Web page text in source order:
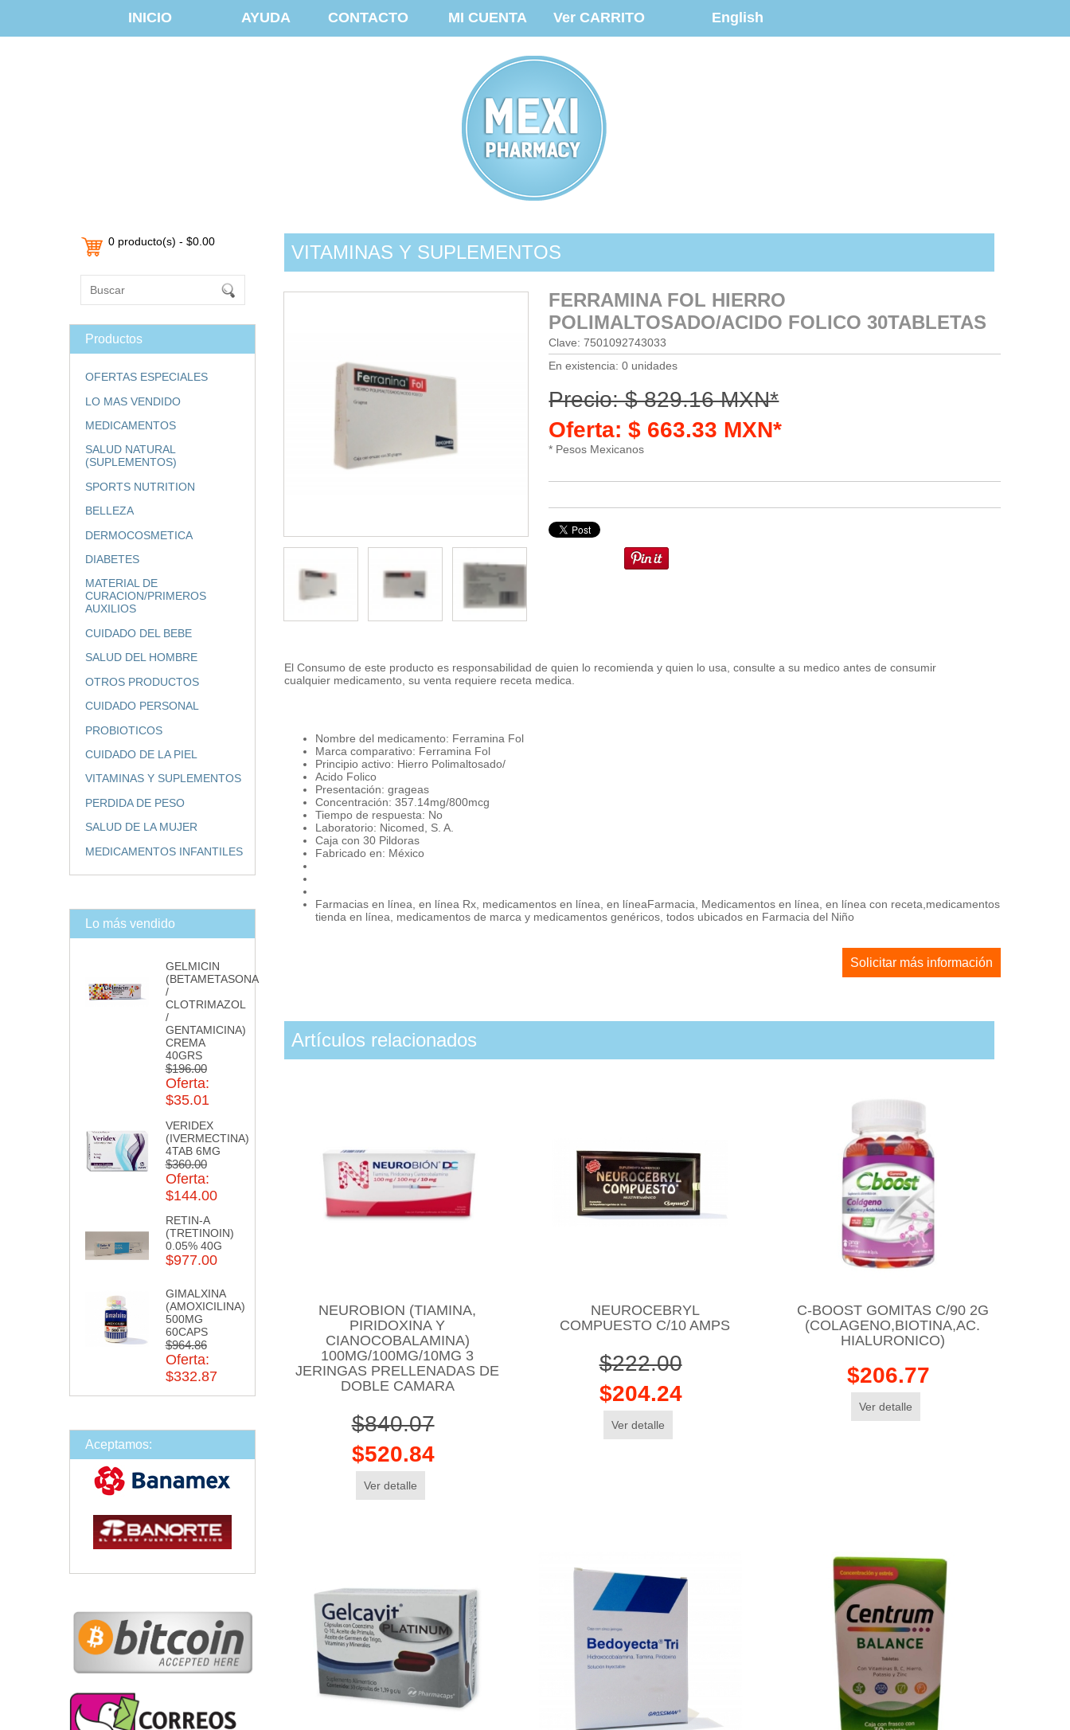
INICIO AYUDA CONTACTO MI CUENTA Ver CARRITO English
0 producto(s) - $0.00
Productos
OFERTAS ESPECIALES
LO MAS VENDIDO
MEDICAMENTOS
SALUD NATURAL
(SUPLEMENTOS)
SPORTS NUTRITION
BELLEZA
DERMOCOSMETICA
DIABETES
MATERIAL DE
CURACION/PRIMEROS
AUXILIOS
CUIDADO DEL BEBE
SALUD DEL HOMBRE
OTROS PRODUCTOS
CUIDADO PERSONAL
PROBIOTICOS
CUIDADO DE LA PIEL
VITAMINAS Y SUPLEMENTOS
PERDIDA DE PESO
SALUD DE LA MUJER
MEDICAMENTOS INFANTILES
Lo más vendido
GELMICIN
(BETAMETASONA
/
CLOTRIMAZOL
/
GENTAMICINA)
CREMA
40GRS
$196.00
Oferta:
$35.01
VERIDEX
(IVERMECTINA)
4TAB 6MG
$360.00
Oferta:
$144.00
RETIN-A
(TRETINOIN)
0.05% 40G
$977.00
GIMALXINA
(AMOXICILINA)
500MG
60CAPS
$964.86
Oferta:
$332.87
Aceptamos:
VITAMINAS Y SUPLEMENTOS
FERRAMINA FOL HIERRO
POLIMALTOSADO/ACIDO FOLICO 30TABLETAS
Clave: 7501092743033
En existencia: 0 unidades
Precio: $ 829.16 MXN*
Oferta: $ 663.33 MXN*
* Pesos Mexicanos
El Consumo de este producto es responsabilidad de quien lo recomienda y quien lo usa, consulte a su medico antes de consumir
cualquier medicamento, su venta requiere receta medica.
Nombre del medicamento: Ferramina Fol
Marca comparativo: Ferramina Fol
Principio activo: Hierro Polimaltosado/
Acido Folico
Presentación: grageas
Concentración: 357.14mg/800mcg
Tiempo de respuesta: No
Laboratorio: Nicomed, S. A.
Caja con 30 Pildoras
Fabricado en: México
Farmacias en línea, en línea Rx, medicamentos en línea, en líneaFarmacia, Medicamentos en línea, en línea con receta,medicamentos
tienda en línea, medicamentos de marca y medicamentos genéricos, todos ubicados en Farmacia del Niño
Solicitar más información
Artículos relacionados
NEUROBION (TIAMINA,
PIRIDOXINA Y
CIANOCOBALAMINA)
100MG/100MG/10MG 3
JERINGAS PRELLENADAS DE
DOBLE CAMARA
$840.07
$520.84
Ver detalle
NEUROCEBRYL
COMPUESTO C/10 AMPS
$222.00
$204.24
Ver detalle
C-BOOST GOMITAS C/90 2G
(COLAGENO,BIOTINA,AC.
HIALURONICO)
$206.77
Ver detalle